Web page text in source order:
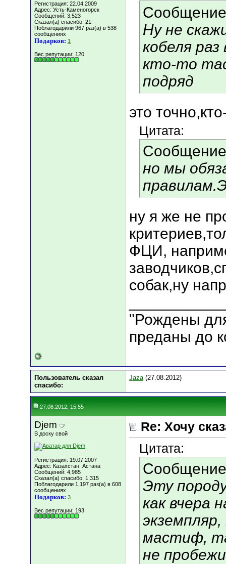
Регистрация: 22.04.2009
Адрес: Усть-Каменогорск
Сообщений: 3,523
Сказал(а) спасибо: 21
Поблагодарили 967 раз(а) в 538
сообщениях
Подарков: 1
Вес репутации: 120
Ну не
кобеля раз
кто-то
подряд
это
Цитата:
но мы
ну я же не
ФЦИ,
собак,ну
"Рождены
преданы до
Пользователь сказал
cпасибо:
Jaza(27.08.2012)
27.08.2012, 15:55
Djem
В доску свой
Регистрация: 19.07.2007
Адрес: Казахстан. Астана
Сообщений: 4,985
Сказал(а) спасибо: 1,315
Поблагодарили 1,197 раз(а) в 608
сообщениях
Подарков: 3
Вес репутации: 193
Re: Хочу
Цитата:
Эту
как вчера
мастиф,
не